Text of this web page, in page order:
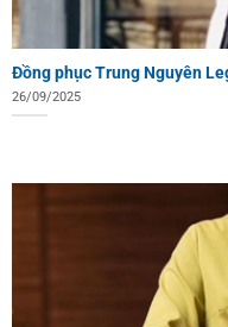
Đồng phục Trung Nguyên
26/09/2025